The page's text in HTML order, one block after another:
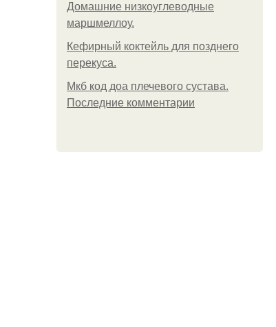
Домашние низкоуглеводные
маршмеллоу.
Кефирный коктейль для позднего
перекуса.
Мкб код доа плечевого сустава.
Последние комментарии